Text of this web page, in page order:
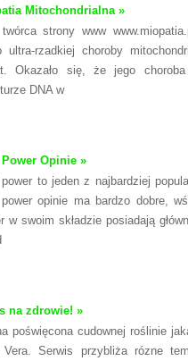
Mitochondrialna »
strony www
ultra-rzadkiej choroby
Okazało się, że jego choroba
DNA w
Opinie »
to jeden z najbardziej
opinie ma bardzo dobre,
w swoim składzie posiadają
na zdrowie! »
poświęcona cudownej roślinie
Vera. Serwis przybliża rózne